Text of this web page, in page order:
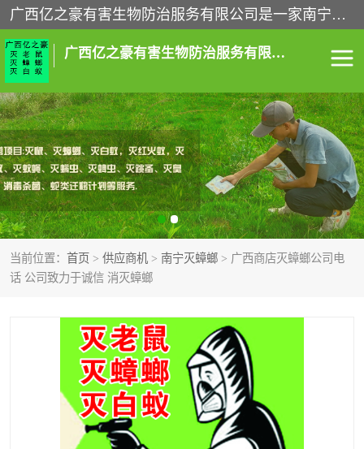
广西亿之豪有害生物防治服务有限公司是一家南宁灭鼠公司、灭蟑螂公司，南宁杀虫公司，南宁除虫公司，南宁灭跳蚤公司，南宁灭白蚁公司，南宁除四害公司,广西亿之豪有害生物防治服务有限公司专业灭蟑螂,除臭虫,其他害虫,服务上门,安全环保,售后保障,一次消杀，竭诚为您服务.
广西亿之豪有害生物防治服务有限公司
当前位置： 首页 > 供应商机 > 南宁灭蟑螂 > 广西商店灭蟑螂公司电
话 公司致力于诚信 消灭蟑螂
南宁灭白蚁 南宁灭老鼠
南宁灭蟑螂 南宁杀虫
南宁除四害 南宁消杀
南宁除虫公司